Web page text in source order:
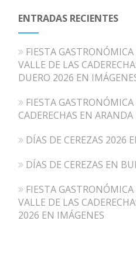
ENTRADAS RECIENTES
FIESTA
VALLE DE LAS
DUERO 2026 EN
FIESTA GASTRONÓMICA
CADERECHAS EN
DÍAS DE CEREZAS 2026
DÍAS DE CEREZAS EN
FIESTA
VALLE DE LAS
2026 EN IMÁGENES